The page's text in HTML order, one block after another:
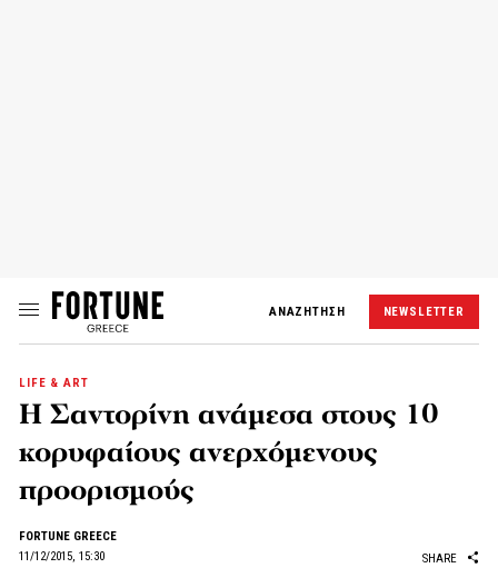
ΑΝΑΖΗΤΗΣΗ NEWSLETTER
LIFE & ART
Η Σαντορίνη ανάμεσα στους 10
κορυφαίους ανερχόμενους
προορισμούς
FORTUNE GREECE
11/12/2015, 15:30
SHARE